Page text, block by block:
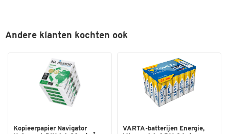
Andere klanten kochten ook
Kopieerpapier Navigator
VARTA-batterijen Energie,